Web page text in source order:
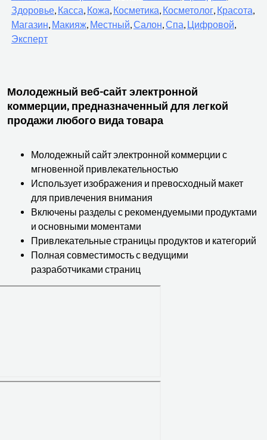
Здоровье, Касса, Кожа, Косметика, Косметолог, Красота,
Магазин, Макияж, Местный,Салон,Спа, Цифровой,
Эксперт
Молодежный веб-сайт электронной
коммерции, предназначенный для легкой
продажи любого вида товара
Молодежный сайт электронной коммерции с
мгновенной привлекательностью
Использует изображения и превосходный макет
для привлечения внимания
Включены разделы с рекомендуемыми продуктами
и основными моментами
Привлекательные страницы продуктов и категорий
Полная совместимость с ведущими
разработчиками страниц